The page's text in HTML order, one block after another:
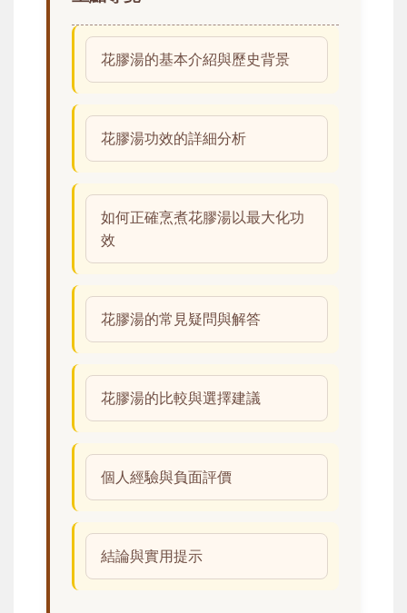
花膠湯的基本介紹與歷史背景
花膠湯功效的詳細分析
如何正確烹煮花膠湯以最大化功
效
花膠湯的常見疑問與解答
花膠湯的比較與選擇建議
個人經驗與負面評價
結論與實用提示